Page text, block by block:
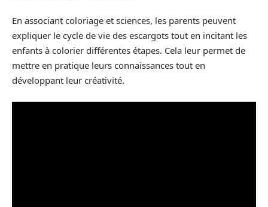
En associant coloriage et sciences, les parents peuvent
expliquer le cycle de vie des escargots tout en incitant les
enfants à colorier différentes étapes. Cela leur permet de
mettre en pratique leurs connaissances tout en
développant leur créativité.